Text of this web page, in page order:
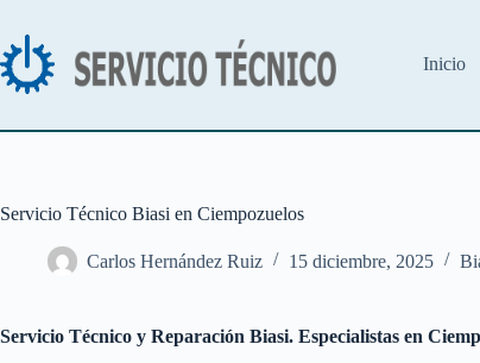
contenido
Inicio
Servicio Técnico Biasi en Ciempozuelos
Carlos Hernández Ruiz 15 diciembre, 2025
Servicio Técnico y Reparación Biasi. Especialistas en